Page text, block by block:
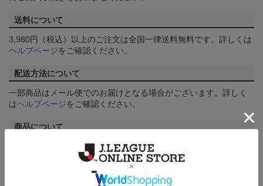
送料について
3,980円（税込）以上のご注文は全国一律送料無料です。詳しくは
ヘルプページをご確認ください。
配送方法について
一部商品はメール便でのお届けとなる場合がございます。詳しく
はヘルプページをご確認ください。
商品について
商品画像は、お使いのパソコンのモニターおよびスマートフォン
のメーカー・機種・画面設定等により、実際の商品の色と異なっ
て見える場合がございます。あらかじめご了承ください。